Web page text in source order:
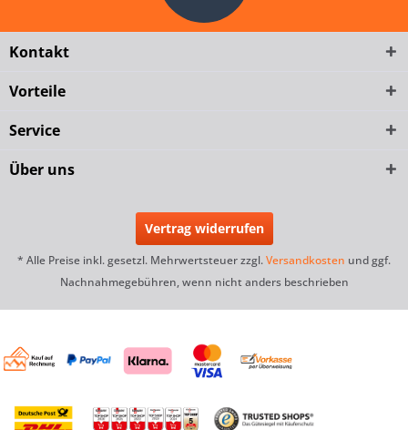
Kontakt
Vorteile
Service
Über uns
Vertrag widerrufen
* Alle Preise inkl. gesetzl. Mehrwertsteuer zzgl.Versandkosten und ggf.
Nachnahmegebühren, wenn nicht anders beschrieben